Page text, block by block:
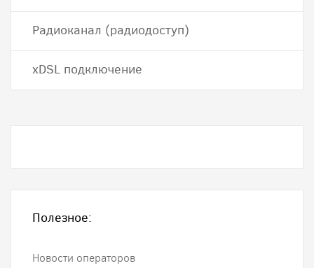
Радиоканал (радиодоступ)
хDSL подключение
Полезное:
Новости операторов